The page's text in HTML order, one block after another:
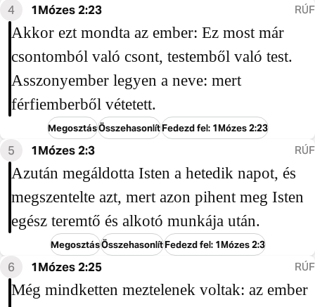
4 1Mózes 2:23 RÚF
Akkor ezt mondta az ember: Ez most már
csontomból való csont, testemből való test.
Asszonyember legyen a neve: mert
férfiemberből vétetett.
MegosztásÖsszehasonlítFedezd fel: 1Mózes 2:23
5 1Mózes 2:3 RÚF
Azután megáldotta Isten a hetedik napot, és
megszentelte azt, mert azon pihent meg Isten
egész teremtő és alkotó munkája után.
MegosztásÖsszehasonlítFedezd fel: 1Mózes 2:3
6 1Mózes 2:25 RÚF
Még mindketten meztelenek voltak: az ember